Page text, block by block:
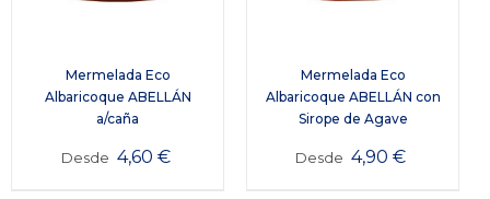
Mermelada Eco
Albaricoque ABELLÁN
a/caña
Desde 4,60 €
Mermelada Eco
Albaricoque ABELLÁN con
Sirope de Agave
Desde 4,90€